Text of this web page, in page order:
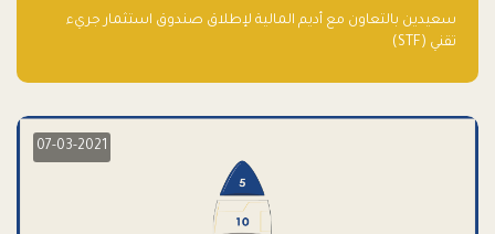
جريء تقني (STF) - مشغل من قبل فـلك
سعيدين بالتعاون مع أديم المالية لإطلاق صندوق استثمار جريء
تقني (STF)
07-03-2021